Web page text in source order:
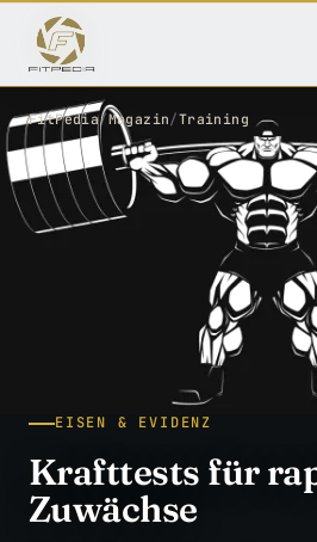
FitPedia/Magazin/Training
EISEN & EVIDENZ
Krafttests für
Zuwächse